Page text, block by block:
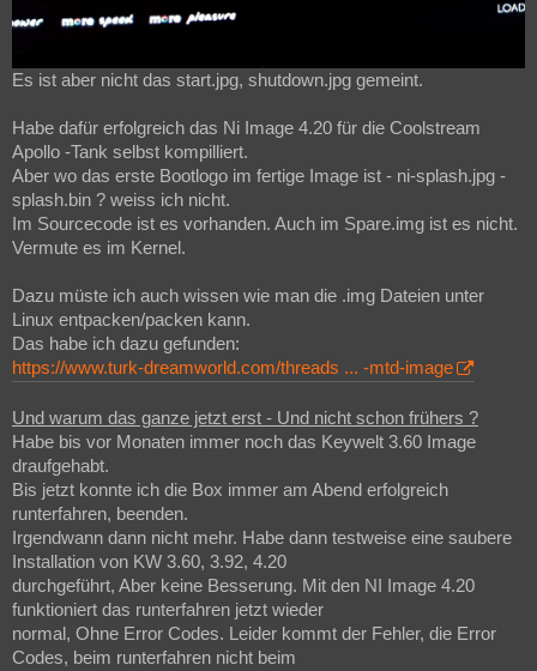
Es ist aber nicht das start.jpg, shutdown.jpg gemeint.
Habe dafür erfolgreich das Ni Image 4.20 für die Coolstream
Apollo -Tank selbst kompilliert.
Aber wo das erste Bootlogo im fertige Image ist - ni-splash.jpg -
splash.bin ? weiss ich nicht.
Im Sourcecode ist es vorhanden. Auch im Spare.img ist es nicht.
Vermute es im Kernel.
Dazu müste ich auch wissen wie man die .img Dateien unter
Linux entpacken/packen kann.
Das habe ich dazu gefunden:
https://www.turk-dreamworld.com/threads ... -mtd-image
Und warum das ganze jetzt erst - Und nicht schon frühers ?
Habe bis vor Monaten immer noch das Keywelt 3.60 Image
draufgehabt.
Bis jetzt konnte ich die Box immer am Abend erfolgreich
runterfahren, beenden.
Irgendwann dann nicht mehr. Habe dann testweise eine saubere
Installation von KW 3.60, 3.92, 4.20
durchgeführt, Aber keine Besserung. Mit den NI Image 4.20
funktioniert das runterfahren jetzt wieder
normal, Ohne Error Codes. Leider kommt der Fehler, die Error
Codes, beim runterfahren nicht beim